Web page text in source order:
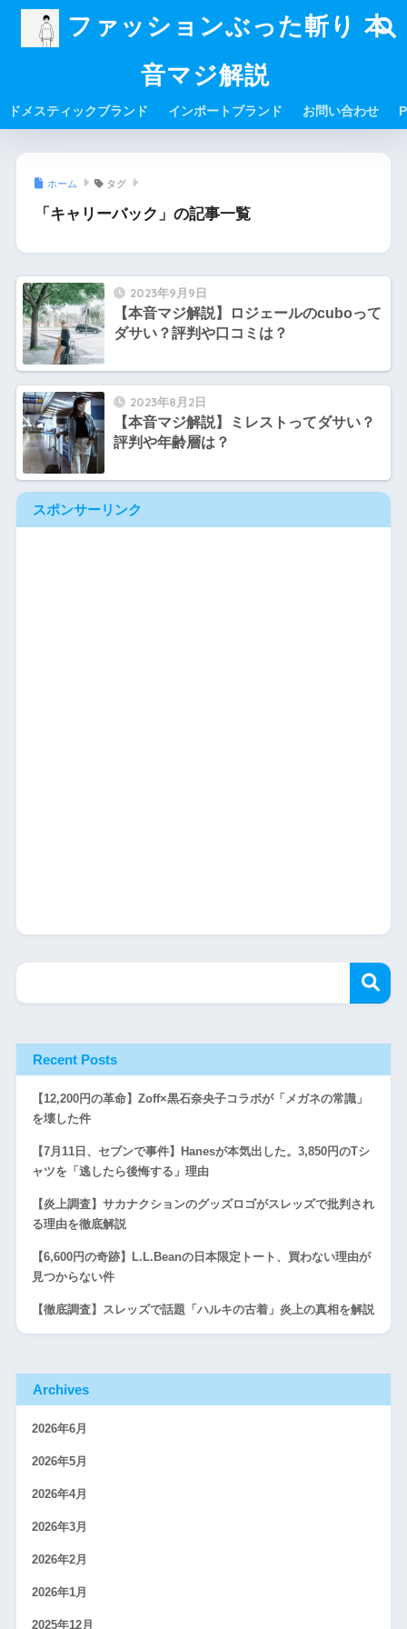
ファッションぶった斬り 本
音マジ解説
ドメスティックブランド インポートブランド お問い合わせ
ホーム タグ
「キャリーバック」の記事一覧
2023年9月9日
【本音マジ解説】ロジェールのcuboって
ダサい？評判や口コミは？
2023年8月2日
【本音マジ解説】ミレストってダサい？
評判や年齢層は？
スポンサーリンク
Recent Posts
【12,200円の革命】Zoff×黒石奈央子コラボが「メガネの常識」
を壊した件
【7月11日、セブンで事件】Hanesが本気出した。3,850円のTシ
ャツを「逃したら後悔する」理由
【炎上調査】サカナクションのグッズロゴがスレッズで批判され
る理由を徹底解説
【6,600円の奇跡】L.L.Beanの日本限定トート、買わない理由が
見つからない件
【徹底調査】スレッズで話題「ハルキの古着」炎上の真相を解説
Archives
2026年6月
2026年5月
2026年4月
2026年3月
2026年2月
2026年1月
2025年12月